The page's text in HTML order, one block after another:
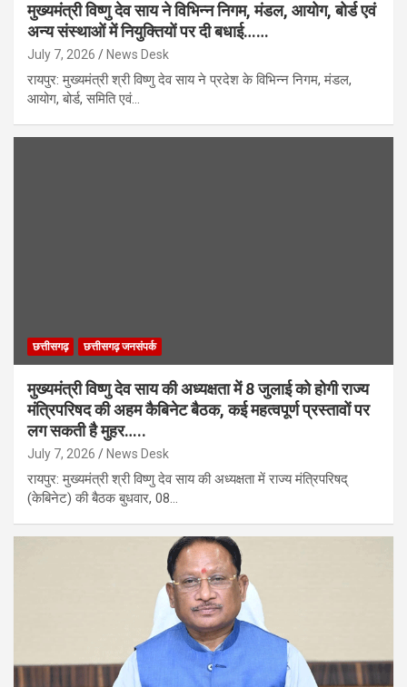
मुख्यमंत्री विष्णु देव साय ने विभिन्न निगम, मंडल, आयोग, बोर्ड एवं
अन्य संस्थाओं में नियुक्तियों पर दी बधाई……
July 7, 2026 News Desk
रायपुर: मुख्यमंत्री श्री विष्णु देव साय ने प्रदेश के विभिन्न निगम, मंडल,
आयोग, बोर्ड, समिति एवं…
छत्तीसगढ़ छत्तीसगढ़ जनसंपर्क
मुख्यमंत्री विष्णु देव साय की अध्यक्षता में 8 जुलाई को होगी राज्य
मंत्रिपरिषद की अहम कैबिनेट बैठक, कई महत्वपूर्ण प्रस्तावों पर
लग सकती है मुहर…..
July 7, 2026 News Desk
रायपुर: मुख्यमंत्री श्री विष्णु देव साय की अध्यक्षता में राज्य मंत्रिपरिषद्
(केबिनेट) की बैठक बुधवार, 08…